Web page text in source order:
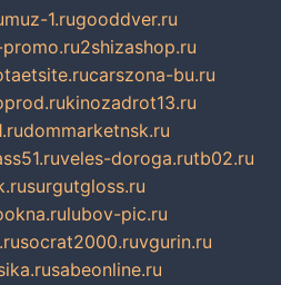
muz-1.rugooddver.ru
2shizashop.ru
carszona-bu.ru
kinozadrot13.ru
dommarketnsk.ru
veles-doroga.rutb02.ru
surgutgloss.ru
lubov-pic.ru
socrat2000.ruvgurin.ru
sabeonline.ru